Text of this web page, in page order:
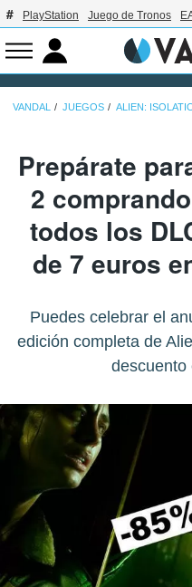
PlayStation Juego de Tronos
VANDAL JUEGOS ALIEN:
Prepárate
2
todos los
de 7 euros
Puedes celebrar el
edición completa de
descuento